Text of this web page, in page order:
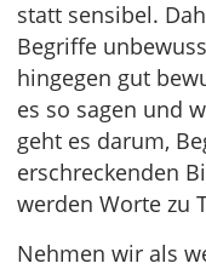
statt sensibel.
Begriffe
hingegen gut
es so sagen und
geht es darum,
erschreckenden
werden Worte zu
Nehmen wir als